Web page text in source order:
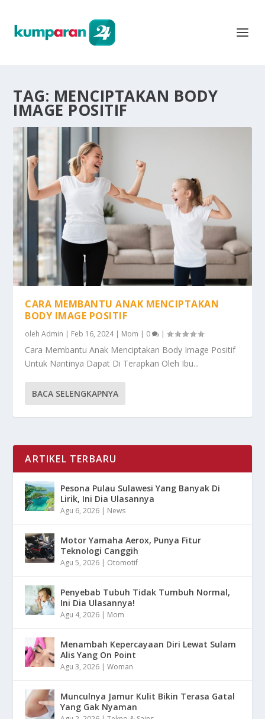
TAG: MENCIPTAKAN BODY
IMAGE POSITIF
CARA MEMBANTU ANAK MENCIPTAKAN
BODY IMAGE POSITIF
olehAdmin | Feb 16, 2024| Mom | 0 |
Cara Membantu Anak Menciptakan Body Image Positif
Untuk Nantinya Dapat Di Terapkan Oleh Ibu...
BACA SELENGKAPNYA
ARTIKEL TERBARU
Pesona Pulau Sulawesi Yang Banyak Di
Lirik, Ini Dia Ulasannya
Agu 6, 2026 | News
Motor Yamaha Aerox, Punya Fitur
Teknologi Canggih
Agu 5, 2026 | Otomotif
Penyebab Tubuh Tidak Tumbuh Normal,
Ini Dia Ulasannya!
Agu 4, 2026 | Mom
Menambah Kepercayaan Diri Lewat Sulam
Alis Yang On Point
Agu 3, 2026 |Woman
Munculnya Jamur Kulit Bikin Terasa Gatal
Yang Gak Nyaman